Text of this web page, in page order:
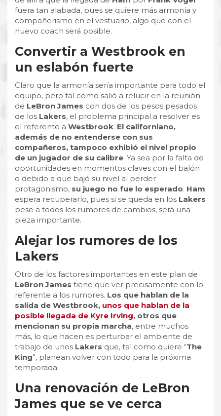
fuera tan alabada, pues se quiere más armonía y
compañerismo en el vestuario, algo que con el
nuevo coach será posible.
Convertir a Westbrook en
un eslabón fuerte
Claro que la armonía sería importante para todo el
equipo, pero tal como salió a relucir en la reunión
de LeBron James con dos de los pesos pesados
de los Lakers, el problema principal a resolver es
el referente a Westbrook. El californiano,
además de no entenderse con sus
compañeros, tampoco exhibió el nivel propio
de un jugador de su calibre. Ya sea por la falta de
oportunidades en momentos claves con el balón
o debido a que bajó su nivel al perder
protagonismo, su juego no fue lo esperado. Ham
espera recuperarlo, pues si se queda en los Lakers
pese a todos los rumores de cambios, será una
pieza importante.
Alejar los rumores de los
Lakers
Otro de los factores importantes en este plan de
LeBron James tiene que ver precisamente con lo
referente a los rumores. Los que hablan de la
salida de Westbrook, unos que hablan de la
posible llegada de Kyre Irving, otros que
mencionan su propia marcha, entre muchos
más, lo que hacen es perturbar el ambiente de
trabajo de unos Lakers que, tal como quiere “The
King”, planean volver con todo para la próxima
temporada.
Una renovación de LeBron
James que se ve cerca